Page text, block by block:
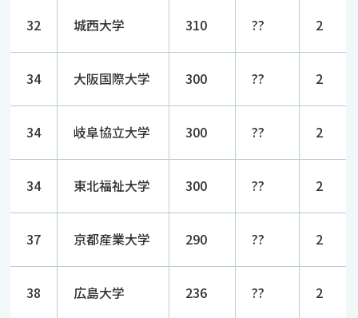
32 城西大学 310 ?? 2
34 大阪国際大学 300 ?? 2
34 岐阜協立大学 300 ?? 2
34 東北福祉大学 300 ?? 2
37 京都産業大学 290 ?? 2
38 広島大学 236 ?? 2